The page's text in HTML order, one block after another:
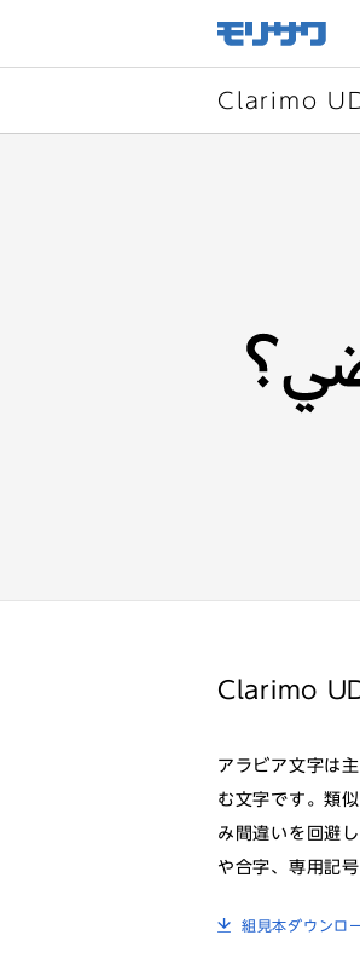
Clarimo
Clarimo
アラビア文字は
む文字です。類
み間違いを回避
や合字、専用記
組見本ダウンロ